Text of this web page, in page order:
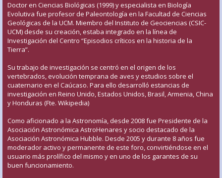
Doctor en Ciencias Biológicas (1999) y especialista en Biología
Evolutiva fue profesor de Paleontología en la Facultad de Ciencias
Geológicas de la UCM. Miembro del Instituto de Geociencias (CSIC-
UCM) desde su creación, estaba integrado en la línea de
Investigación del Centro “Episodios críticos en la historia de la
Tierra”.
Su trabajo de investigación se centró en el origen de los
vertebrados, evolución temprana de aves y estudios sobre el
cuaternario en el Caúcaso. Para ello desarrolló estancias de
investigación en Reino Unido, Estados Unidos, Brasil, Armenia, China
y Honduras (Fte. Wikipedia)
Como aficionado a la Astronomía, desde 2008 fue Presidente de la
Asociación Astronómica AstroHenares y socio destacado de la
Asociación Astronómica Hubble. Desde 2005 y durante 8 años fue
moderador activo y permanente de este foro, convirtiéndose en el
usuario más prolífico del mismo y en uno de los garantes de su
buen funcionamiento.